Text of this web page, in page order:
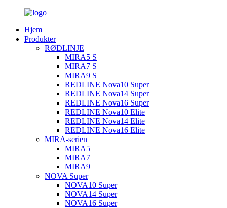
Hjem
Produkter
RØDLINJE
MIRA5 S
MIRA7 S
MIRA9 S
REDLINE Nova10 Super
REDLINE Nova14 Super
REDLINE Nova16 Super
REDLINE Nova10 Elite
REDLINE Nova14 Elite
REDLINE Nova16 Elite
MIRA-serien
MIRA5
MIRA7
MIRA9
NOVA Super
NOVA10 Super
NOVA14 Super
NOVA16 Super